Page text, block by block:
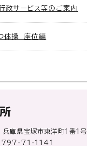
政サービス等のご案内
体操 座位編
県宝塚市東洋町1番1号
0797-71-1141